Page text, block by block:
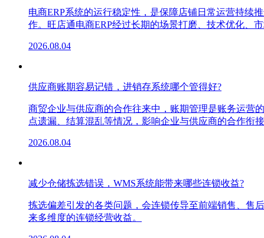
电商ERP系统的运行稳定性，是保障店铺日常运营持续
作。旺店通电商ERP经过长期的场景打磨、技术优化、
2026.08.04
供应商账期容易记错，进销存系统哪个管得好?
商贸企业与供应商的合作往来中，账期管理是账务运营
点遗漏、结算混乱等情况，影响企业与供应商的合作衔接
2026.08.04
减少仓储拣选错误，WMS系统能带来哪些连锁收益?
拣选偏差引发的各类问题，会连锁传导至前端销售、售
来多维度的连锁经营收益。